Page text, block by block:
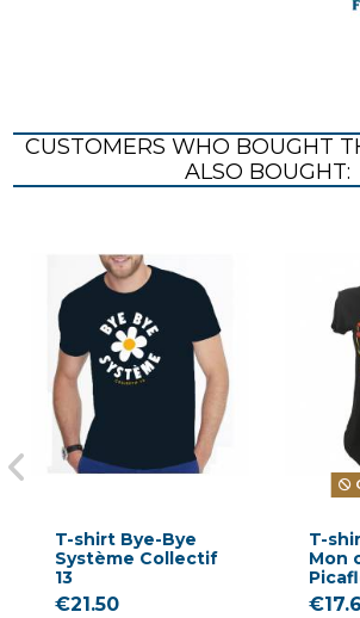
CUSTOMERS WHO BOUGHT
ALSO BOUGHT:
T-shirt Bye-Bye
Système Collectif
13
€21.50
T-
Mon